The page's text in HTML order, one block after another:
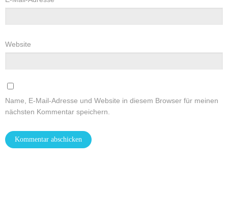
Website
Name, E-Mail-Adresse und Website in diesem Browser für meinen
nächsten Kommentar speichern.